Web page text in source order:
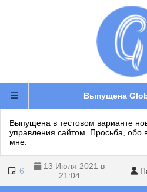
Выпущена
Выпущена в тестовом варианте
управления сайтом. Просьба, обо
мне.
6
13 Июля 2021 в
21:04